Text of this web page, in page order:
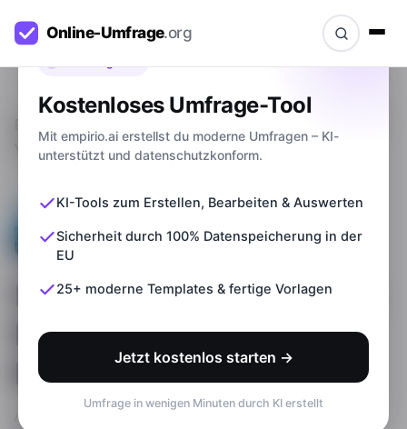
Kostenloses Umfrage-Tool
Mit empirio.ai erstellst du moderne Umfragen – KI-
unterstützt und datenschutzkonform.
KI-Tools zum Erstellen, Bearbeiten & Auswerten
Sicherheit durch 100% Datenspeicherung in der
EU
25+ moderne Templates & fertige Vorlagen
Jetzt kostenlos starten →
Umfrage in wenigen Minuten durch KI erstellt
Vorlage + Beispiel
Fragebogen Bachelor- &
Masterarbeit: Vorlage +
Beispiel
Aktualisiert am
19.06.2026